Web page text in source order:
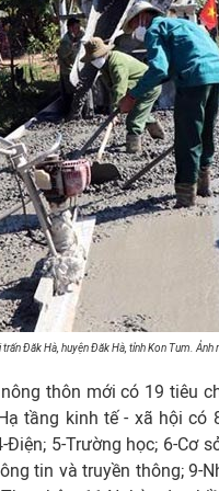
Đăk Hà, huyện Đăk Hà, tỉnh Kon Tum.
thôn mới có 19 tiêu
tầng kinh tế - xã hội có
5-Trường học; 6-Cơ
tin và truyền thông; 9-